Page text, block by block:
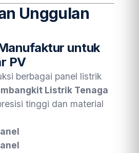
Unggulan
untuk
PV
berbagai panel listrik
Listrik Tenaga
tinggi dan material